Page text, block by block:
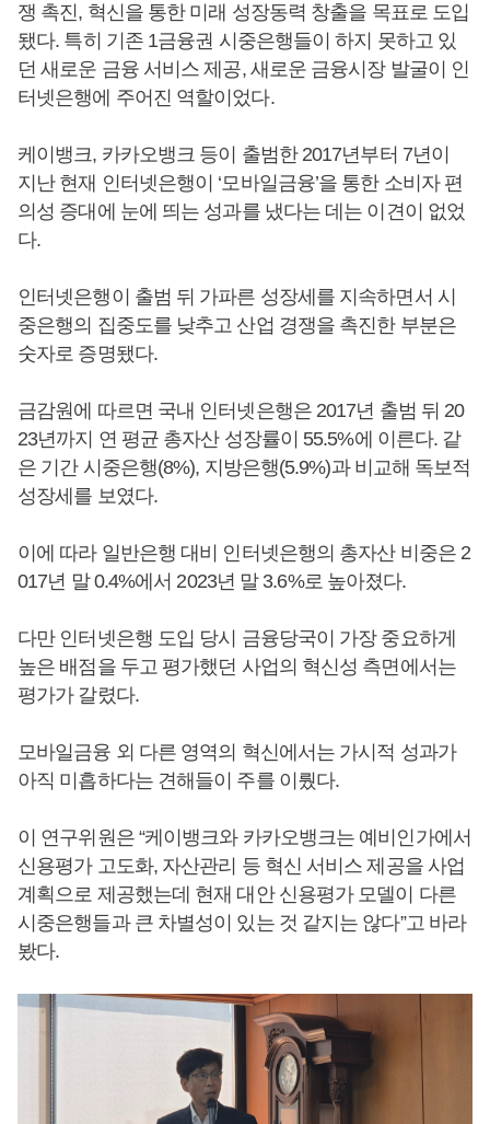
쟁 촉진, 혁신을 통한 미래 성장동력 창출을 목표로 도입
됐다. 특히 기존 1금융권 시중은행들이 하지 못하고 있
던 새로운 금융 서비스 제공, 새로운 금융시장 발굴이 인
터넷은행에 주어진 역할이었다.
케이뱅크, 카카오뱅크 등이 출범한 2017년부터 7년이
지난 현재 인터넷은행이 ‘모바일금융’을 통한 소비자 편
의성 증대에 눈에 띄는 성과를 냈다는 데는 이견이 없었
다.
인터넷은행이 출범 뒤 가파른 성장세를 지속하면서 시
중은행의 집중도를 낮추고 산업 경쟁을 촉진한 부분은
숫자로 증명됐다.
금감원에 따르면 국내 인터넷은행은 2017년 출범 뒤 20
23년까지 연 평균 총자산 성장률이 55.5%에 이른다. 같
은 기간 시중은행(8%), 지방은행(5.9%)과 비교해 독보적
성장세를 보였다.
이에 따라 일반은행 대비 인터넷은행의 총자산 비중은 2
017년 말 0.4%에서 2023년 말 3.6%로 높아졌다.
다만 인터넷은행 도입 당시 금융당국이 가장 중요하게
높은 배점을 두고 평가했던 사업의 혁신성 측면에서는
평가가 갈렸다.
모바일금융 외 다른 영역의 혁신에서는 가시적 성과가
아직 미흡하다는 견해들이 주를 이뤘다.
이 연구위원은 “케이뱅크와 카카오뱅크는 예비인가에서
신용평가 고도화, 자산관리 등 혁신 서비스 제공을 사업
계획으로 제공했는데 현재 대안 신용평가 모델이 다른
시중은행들과 큰 차별성이 있는 것 같지는 않다”고 바라
봤다.